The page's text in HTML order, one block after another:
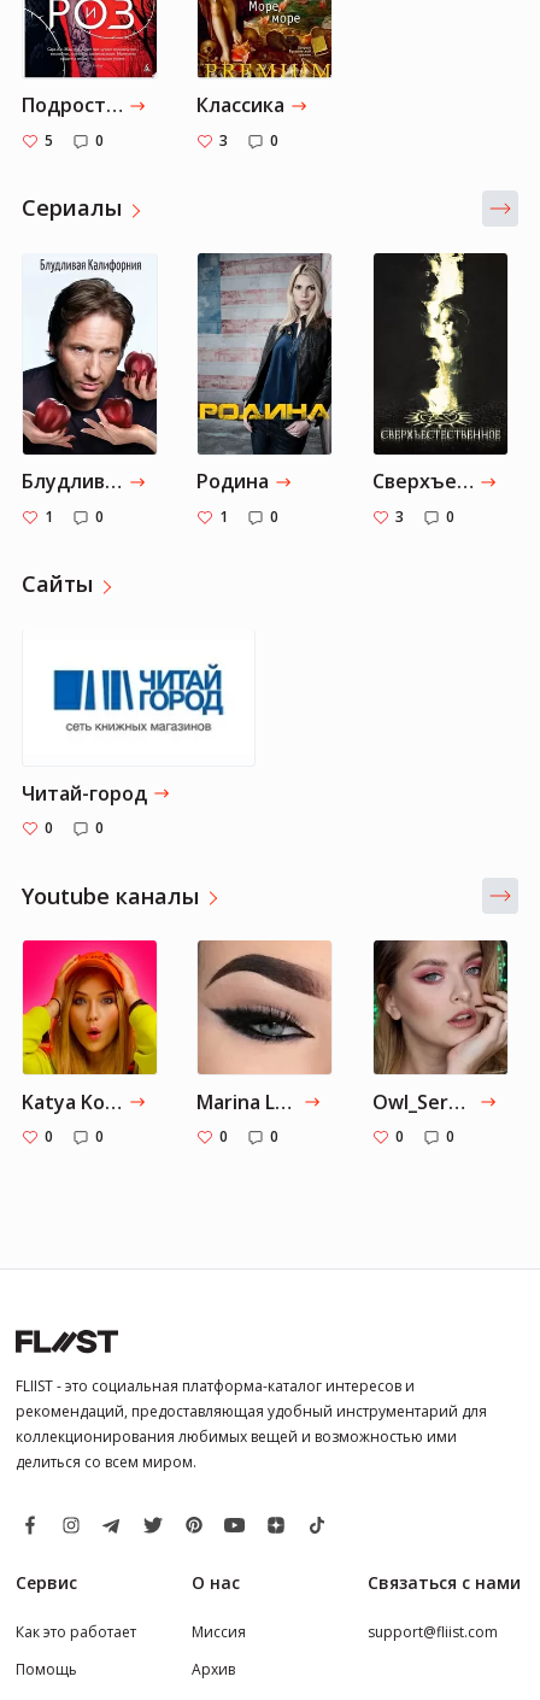
Подростковое фэнтези
5 0
Классика
3 0
Cериалы
Блудливая Калифорния
1 0
Родина
1 0
Сверхъестественное
3 0
Сайты
Читай-город
0 0
Youtube каналы
Katya Konasova
0 0
Marina Luxious
0 0
Owl_SerenaMUA
0 0
FLIIST - это социальная платформа-каталог интересов и
рекомендаций, предоставляющая удобный инструментарий для
коллекционирования любимых вещей и возможностью ими
делиться со всем миром.
Сервис
Как это работает
Помощь
О нас
Миссия
Архив
Связаться с нами
support@fliist.com